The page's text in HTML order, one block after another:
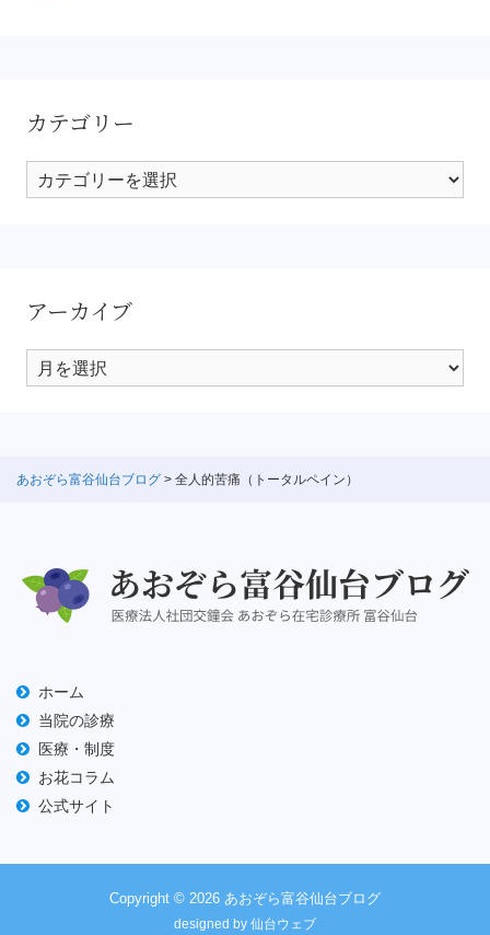
カテゴリー
カ
アーカイブ
ブ
あおぞら富谷仙台ブログ > 全人的苦痛（トータルペイン）
ホーム
当院の診療
医療・制度
お花コラム
公式サイト
Copyright © 2026 あおぞら富谷仙台ブログ
designed by 仙台ウェブ